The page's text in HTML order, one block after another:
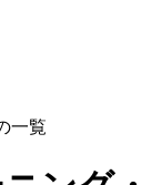
一覧